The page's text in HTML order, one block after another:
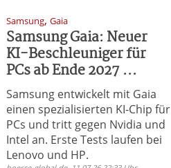
Samsung,Gaia
Samsung Gaia: Neuer
KI-Beschleuniger für
PCs ab Ende 2027 ...
Samsung entwickelt mit Gaia
einen spezialisierten KI-Chip für
PCs und tritt gegen Nvidia und
Intel an. Erste Tests laufen bei
Lenovo und HP.